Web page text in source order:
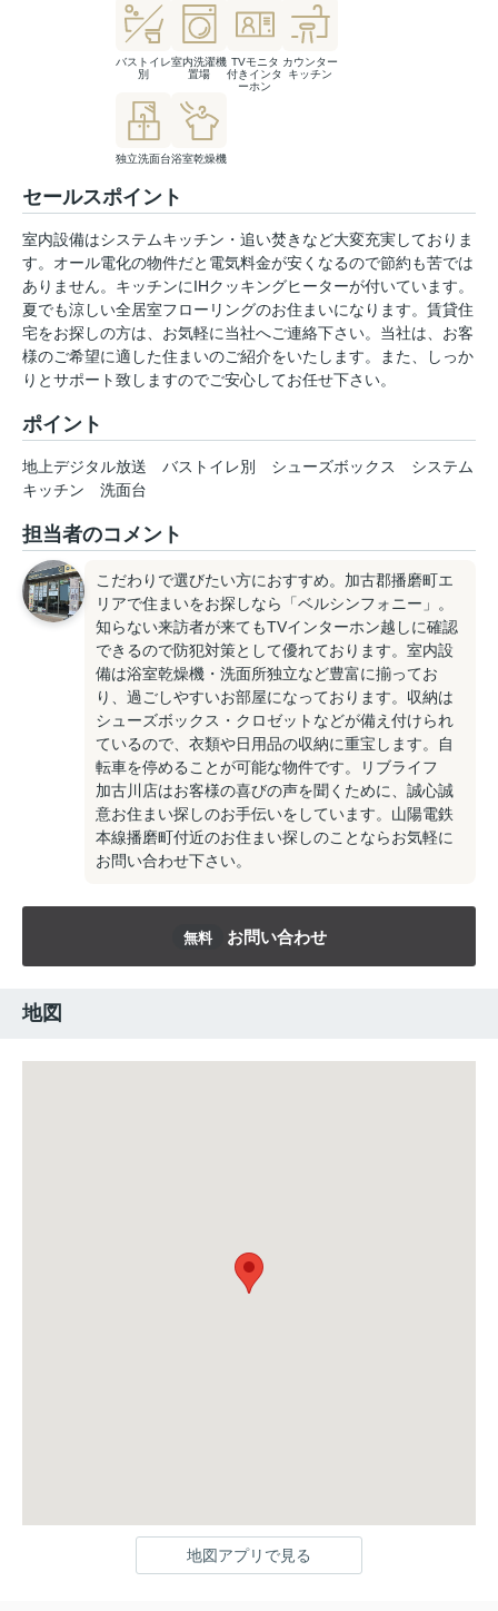
バストイレ
別
室内洗濯機
置場
TVモニタ
付きインタ
ーホン
カウンター
キッチン
独立洗面台浴室乾燥機
セールスポイント
室内設備はシステムキッチン・追い焚きなど大変充実しておりま
す。オール電化の物件だと電気料金が安くなるので節約も苦では
ありません。キッチンにIHクッキングヒーターが付いています。
夏でも涼しい全居室フローリングのお住まいになります。賃貸住
宅をお探しの方は、お気軽に当社へご連絡下さい。当社は、お客
様のご希望に適した住まいのご紹介をいたします。また、しっか
りとサポート致しますのでご安心してお任せ下さい。
ポイント
地上デジタル放送 バストイレ別 シューズボックス
システム
キッチン
洗面台
担当者のコメント
こだわりで選びたい方におすすめ。加古郡播磨町エ
リアで住まいをお探しなら「ベルシンフォニー」。
知らない来訪者が来てもTVインターホン越しに確認
できるので防犯対策として優れております。室内設
備は浴室乾燥機・洗面所独立など豊富に揃ってお
り、過ごしやすいお部屋になっております。収納は
シューズボックス・クロゼットなどが備え付けられ
ているので、衣類や日用品の収納に重宝します。自
転車を停めることが可能な物件です。リブライフ
加古川店はお客様の喜びの声を聞くために、誠心誠
意お住まい探しのお手伝いをしています。山陽電鉄
本線播磨町付近のお住まい探しのことならお気軽に
お問い合わせ下さい。
無料 お問い合わせ
地図
地図アプリで見る